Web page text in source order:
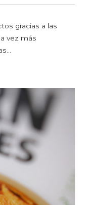
gracias a las
vez más